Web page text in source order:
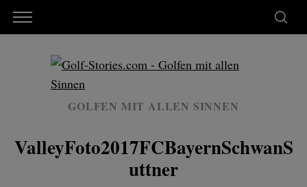
GOLFEN MIT ALLEN SINNEN
ValleyFoto2017FCBayernSchwanS
uttner